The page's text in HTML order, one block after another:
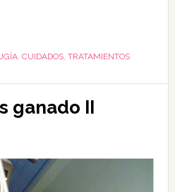
, CUIDADOS, TRATAMIENTOS
ganado II